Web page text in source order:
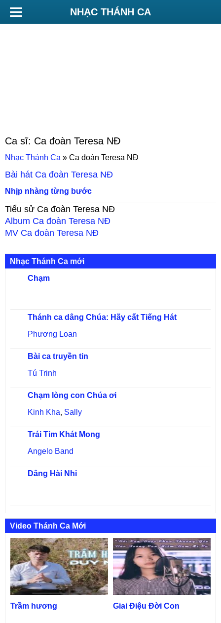
NHẠC THÁNH CA
Ca sĩ: Ca đoàn Teresa NĐ
Nhạc Thánh Ca » Ca đoàn Teresa NĐ
Bài hát Ca đoàn Teresa NĐ
Nhịp nhàng từng bước
Tiểu sử Ca đoàn Teresa NĐ
Album Ca đoàn Teresa NĐ
MV Ca đoàn Teresa NĐ
Nhạc Thánh Ca mới
Chạm
Thánh ca dâng Chúa: Hãy cất Tiếng Hát
Phương Loan
Bài ca truyền tin
Tú Trinh
Chạm lòng con Chúa ơi
Kinh Kha, Sally
Trái Tim Khát Mong
Angelo Band
Dâng Hài Nhi
Video Thánh Ca Mới
Trầm hương Giai Điệu Đời Con